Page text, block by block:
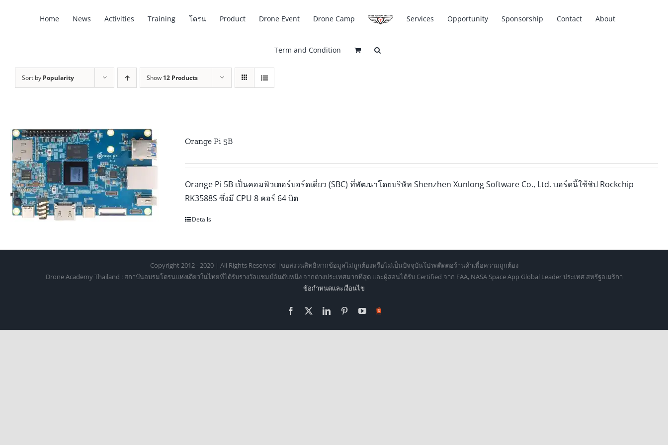
Home News Activities Training โดรน Product Drone Event Drone Camp Services Opportunity Sponsorship Contact About
Term and Condition
Sort by Popularity Show 12 Products
Orange Pi 5B
Orange Pi 5B เป็นคอมพิวเตอร์บอร์ดเดี่ยว (SBC) ที่พัฒนาโดยบริษัท Shenzhen Xunlong Software Co., Ltd. บอร์ดนี้ใช้ชิป Rockchip
RK3588S ซึ่งมี CPU 8 คอร์ 64 บิต
Details
Copyright 2012 - 2020 | All Rights Reserved |ขอสงวนสิทธิหากข้อมูลไม่ถูกต้องหรือไม่เป็นปัจจุบันโปรดติดต่อร้านค้าเพื่อความถูกต้อง
Drone Academy Thailand : สถาบันอบรมโดรนแห่งเดียวในไทยที่ได้รับรางวัลแชมป์อันดับหนึ่ง จากต่างประเทศมากที่สุด และผู้สอนได้รับ Certified จาก FAA, NASA Space App Global Leader ประเทศ สหรัฐอเมริกา
ข้อกำหนดเเละเงื่อนไข
Facebook
X LinkedInPinterestYouTube
Https://shopee.co.th/oculus.vr.thailand